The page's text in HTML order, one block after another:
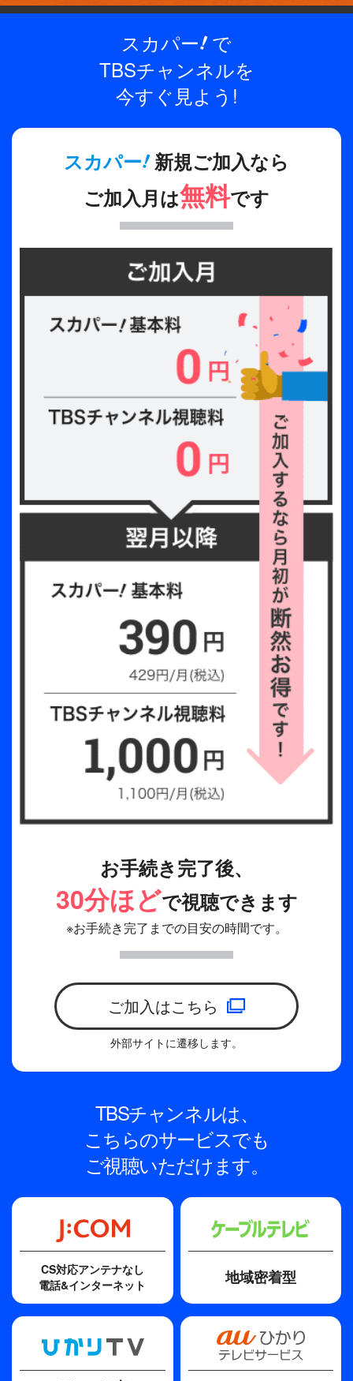
とは感慨深く、冒頭の挨拶から全員がその喜びを爆
スタジアムに来ました。やったー！9周年というこ
の日を大きなステージで全世界のCARATの皆さんと
ご一緒できるということがとても嬉しいです。
CARAT の皆さん、ありがとうございます。残るエ
ネルギーを全部使うつもりですので、いい時間を過
ごしましょう！」 彼らの言葉が物語るようにファ
イナル公演では、まさに圧倒的な熱量でこれまで体
験したことのない"歴代級"のステージが次々と披露
された。雄大な演出、臨場感溢れる初の生バンドセ
ッションにより、一層スケール感が増した
「Super」をはじめ「DON QUIXOTE」「CLAP」な
ど、オールメンバーによる規格外のパフォーマンス
がスタジアムライブの高揚感を倍増させていく。
今ツアーでは“K-POP アルバム初動売上歴代1位”の
記録を打ち立てた11th Mini
Album「SEVENTEENTH HEAVEN」からのユニッ
ト曲が初めて披露されることも話題に。透き通るよ
うな美声が心に沁みるボーカルチーム「Yawn」、
ダイナミック且つセクシーなダンスで魅了するパフ
ォーマンスチーム「Back 2 Back」、ミステリアス
なムードを見事に表現し映画のワンシーンのような
舞台を築き上げるヒップホップチーム
「Monster」、個々のポテンシャルの高さが存分に
発揮される多彩なステージングにも注目していただ
きたい。
9周年という特別な日に大きな愛情を込めて送られ
たバラード曲「All My Love -Japanese ver.-」で
は、副統括リーダーのJEONGHANが曲の最後に
「守ってあげる。いつも」と優しい歌声を響かせな
がら両手を大きく広げ会場を包み込むような仕草に
大歓声が湧き起こり、泣き出すCARATの姿も見受け
られた。
本編終盤、ファンキーなソウルを盛り込んだ「God
of Music」ではこの日一番の盛り上がりを見せる。
メンバーが「日産スタジタム、Every Body
JUMP!!」と煽ると、CARATはジャンプしながらの
く。そして、“トリプルミリオンセラー”を達成した
BEST ALBUM「17 IS RIGHT HERE」のタイトル曲
「MAESTRO」のツアー初披露へ。指揮者が君臨
し、強烈なサウンドに合わせて繰り広げられる超高
速ステップは圧巻で大歓声が湧き起こった。
記念すべき日に相応しく、最後までエンジン全開で
お互いへの感謝と限りない愛情を分かち合った
SEVENTEENとCARAT。最高の瞬間を共にし、忘
れられない思い出を築いた、すべてが特別なかけが
えのない一日となった日産スタジアム・ファイナル
んでいただきたい。
【収録:2024年5月26日(日)神奈川・日産スタジア
プロデューサー
スカパー!で
TBSチャンネルを
今すぐ見よう!
スカパー!新規ご加入なら
ご加入月は無料です
お手続き完了後、
30分ほどで視聴できます
※お手続き完了までの目安の時間です。
ご加入はこちら
外部サイトに遷移します。
TBSチャンネルは、
こちらのサービスでも
ご視聴いただけます。
CS対応アンテナなし
電話&インターネット
地域密着型